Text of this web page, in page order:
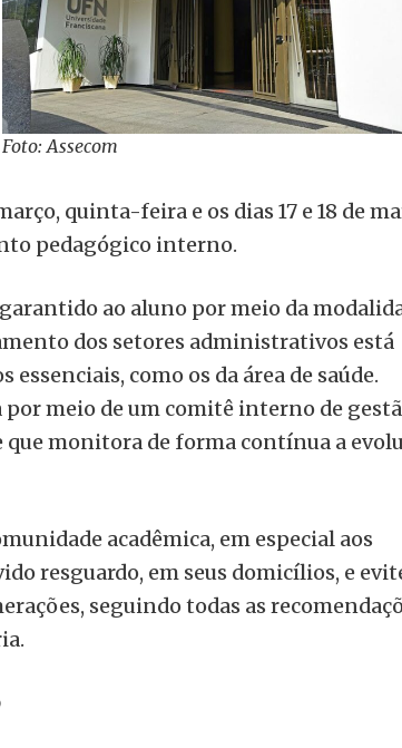
Foto: Assecom
quinta-feira e os dias 17 e 18 de
pedagógico interno.
ao aluno por meio da
dos setores administrativos está
como os da área de saúde.
por meio de um comitê interno de
que monitora de forma contínua a
acadêmica, em especial aos
resguardo, em seus domicílios, e
seguindo todas as